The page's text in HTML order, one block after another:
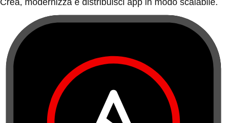
Crea, modernizza e distribuisci app in modo scalabile.